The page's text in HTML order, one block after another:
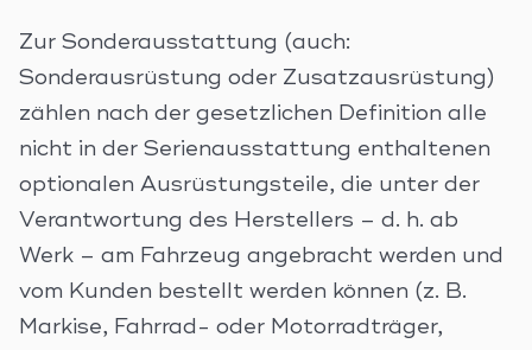
Zur Sonderausstattung (auch:
Sonderausrüstung oder Zusatzausrüstung)
zählen nach der gesetzlichen Definition alle
nicht in der Serienausstattung enthaltenen
optionalen Ausrüstungsteile, die unter der
Verantwortung des Herstellers – d. h. ab
Werk – am Fahrzeug angebracht werden und
vom Kunden bestellt werden können (z. B.
Markise, Fahrrad- oder Motorradträger,